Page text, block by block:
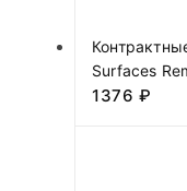
Surfaces
1376 ₽